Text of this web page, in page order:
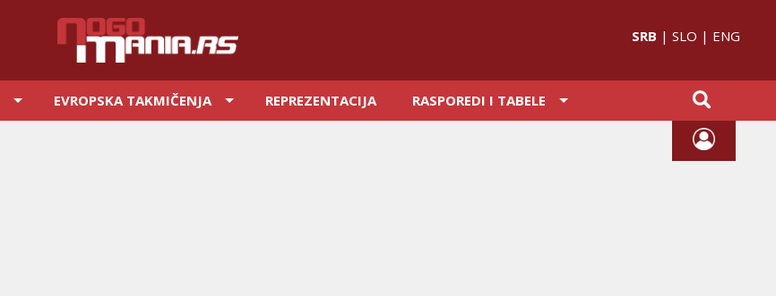
SRB | SLO | ENG
EVROPSKA TAKMIČENJA REPREZENTACIJA RASPOREDI I TABELE